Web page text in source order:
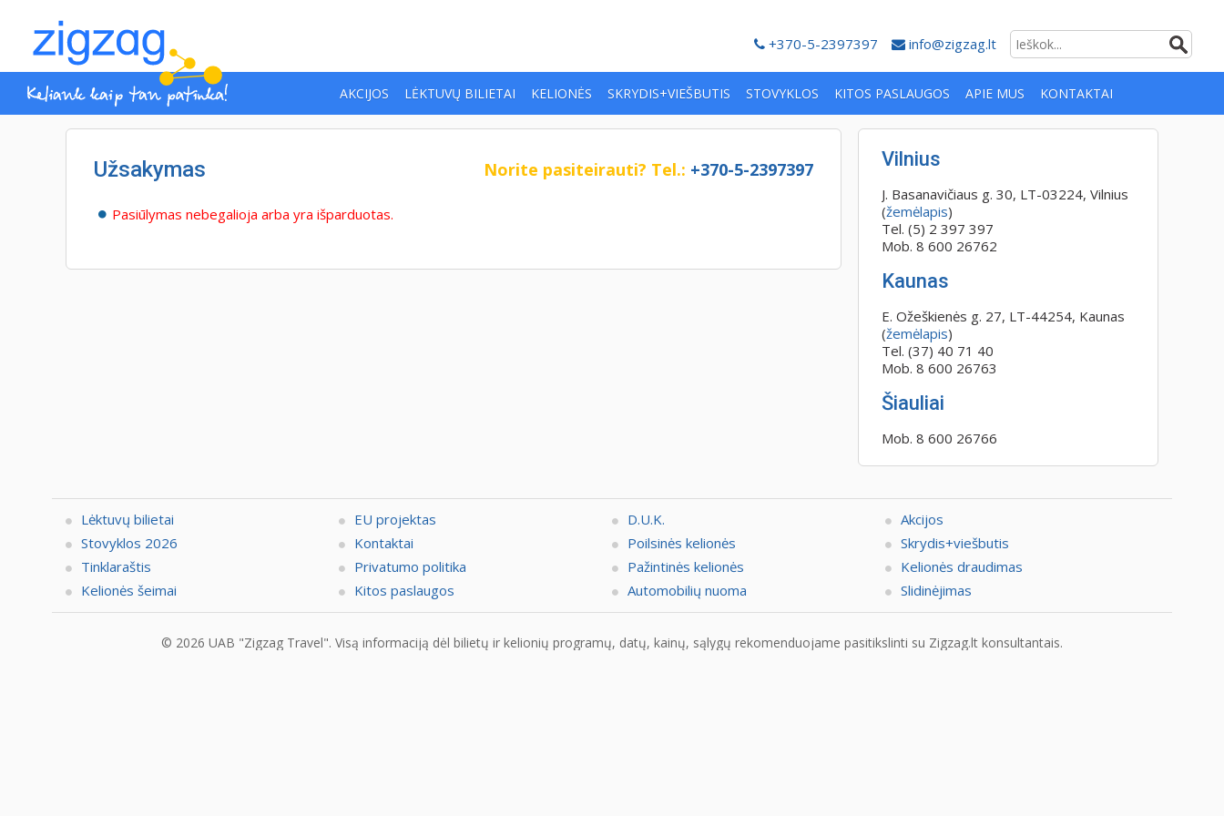
+370-5-2397397 info@zigzag.lt
AKCIJOS LĖKTUVŲ BILIETAI KELIONĖS SKRYDIS+VIEŠBUTIS STOVYKLOS KITOS PASLAUGOS APIE MUS KONTAKTAI
Užsakymas Norite pasiteirauti? Tel.: +370-5-2397397
Pasiūlymas nebegalioja arba yra išparduotas.
Vilnius
J. Basanavičiaus g. 30, LT-03224, Vilnius
(žemėlapis)
Tel. (5) 2 397 397
Mob. 8 600 26762
Kaunas
E. Ožeškienės g. 27, LT-44254, Kaunas
(žemėlapis)
Tel. (37) 40 71 40
Mob. 8 600 26763
Šiauliai
Mob. 8 600 26766
Lėktuvų bilietai EU projektas D.U.K.
Akcijos
Stovyklos 2026
Kontaktai Poilsinės kelionės
Skrydis+viešbutis
Tinklaraštis
Privatumo politika Pažintinės kelionės
Kelionės draudimas
Kelionės šeimai
Kitos paslaugos Automobilių nuoma Slidinėjimas
© 2026 UAB "Zigzag Travel". Visą informaciją dėl bilietų ir kelionių programų, datų, kainų, sąlygų rekomenduojame pasitikslinti su Zigzag.lt konsultantais.